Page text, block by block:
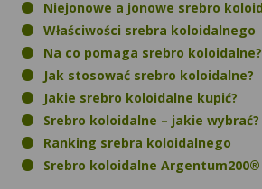
Niejonowe a jonowe srebro
Właściwości srebra koloidalnego
Na co pomaga srebro koloidalne?
Jak stosować srebro koloidalne?
Jakie srebro koloidalne kupić?
Srebro koloidalne – jakie wybrać?
Ranking srebra koloidalnego
Srebro koloidalne Argentum200®